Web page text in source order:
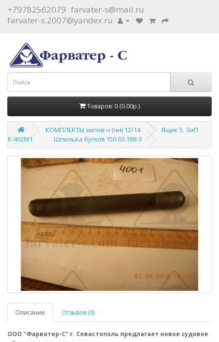
+79782562079 farvater-s@mail.ru
farvater-s.2007@yandex.ru
Товаров: 0 (0.00р.)
КОМПЛЕКТЫ зипов ч (чн) 12/14
Ящик 5. ЗиП
К-462М1
Шпилька бугеля 150.03.188-3
Описание Отзывов (0)
ООО "Фарватер-С" г. Севастополь предлагает новое судовое